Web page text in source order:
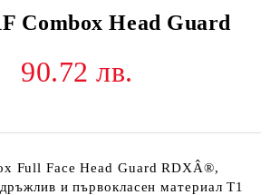
Combox Head Guard
90.72 лв.
Full Face Head Guard RDXÂ®,
и първокласен материал T1